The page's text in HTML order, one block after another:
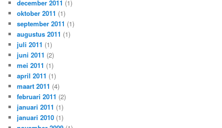
december 2011 (1)
oktober 2011 (1)
september 2011 (1)
augustus 2011 (1)
juli 2011 (1)
juni 2011 (2)
mei 2011 (1)
april 2011 (1)
maart 2011 (4)
februari 2011 (2)
januari 2011 (1)
januari 2010 (1)